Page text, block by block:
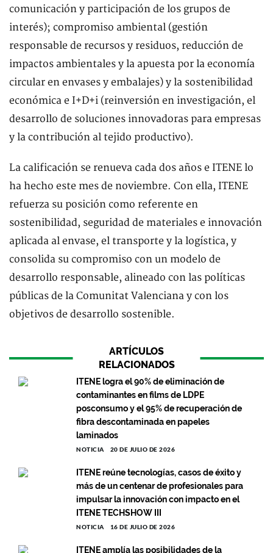
comunicación y participación de los grupos de
interés); compromiso ambiental (gestión
responsable de recursos y residuos, reducción de
impactos ambientales y la apuesta por la economía
circular en envases y embalajes) y la sostenibilidad
económica e I+D+i (reinversión en investigación, el
desarrollo de soluciones innovadoras para empresas
y la contribución al tejido productivo).
La calificación se renueva cada dos años e ITENE lo
ha hecho este mes de noviembre. Con ella, ITENE
refuerza su posición como referente en
sostenibilidad, seguridad de materiales e innovación
aplicada al envase, el transporte y la logística, y
consolida su compromiso con un modelo de
desarrollo responsable, alineado con las políticas
públicas de la Comunitat Valenciana y con los
objetivos de desarrollo sostenible.
ARTÍCULOS
RELACIONADOS
ITENE logra el 90% de eliminación de
contaminantes en films de LDPE
posconsumo y el 95% de recuperación de
fibra descontaminada en papeles
laminados
NOTICIA 20 DE JULIO DE 2026
ITENE reúne tecnologías, casos de éxito y
más de un centenar de profesionales para
impulsar la innovación con impacto en el
ITENE TECHSHOW III
NOTICIA 16 DE JULIO DE 2026
ITENE amplía las posibilidades de la